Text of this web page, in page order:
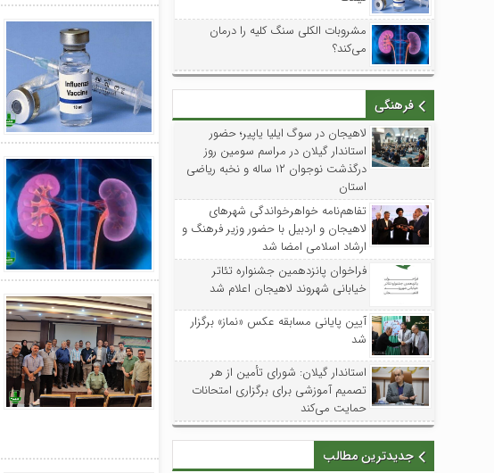
مشروبات الکلی سنگ کلیه را درمان
می‌کند؟
فرهنگی
لاهیجان در سوگ ایلیا یاپیر؛ حضور
استاندار گیلان در مراسم سومین روز
درگذشت نوجوان ۱۲ ساله و نخبه ریاضی
استان
تفاهم‌نامه خواهرخواندگی شهرهای
لاهیجان و اردبیل با حضور وزیر فرهنگ و
ارشاد اسلامی امضا شد
فراخوان پانزدهمین جشنواره تئاتر
خیابانی شهروند لاهیجان اعلام شد
آیین پایانی مسابقه عکس «نماز» برگزار
شد
استاندار گیلان: شورای تأمین از هر
تصمیم آموزشی برای برگزاری امتحانات
حمایت می‌کند
جدیدترین مطالب